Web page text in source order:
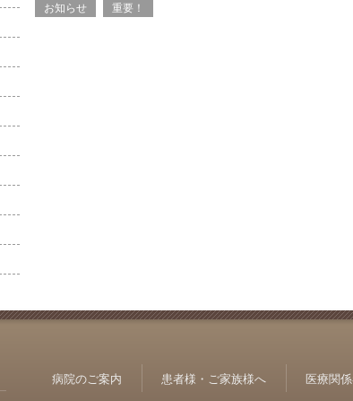
お知らせ 重要！
病院のご案内 患者様・ご家族様へ 医療関